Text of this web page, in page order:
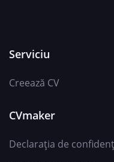
Serviciu
Creează CV
CVmaker
Declarația de